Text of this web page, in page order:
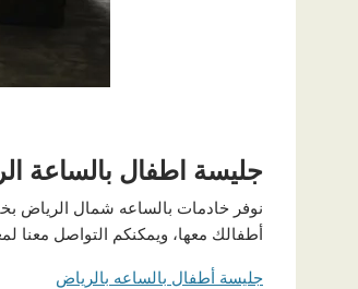
جليسة اطفال بالساعة
نوفر خادمات بالساعه شمال الرياض
أطفالك معها، ويمكنكم التواصل معنا
جليسة أطفال بالساعه بالرياض